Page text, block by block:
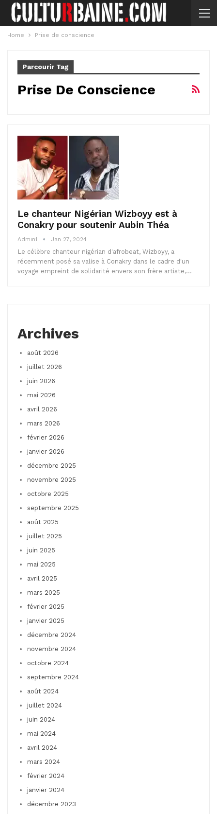
Home Prise de conscience
Parcourir Tag
Prise De Conscience
Le chanteur Nigérian Wizboyy est à
Conakry pour soutenir Aubin Théa
Admin1 Jan 27, 2024
Le célèbre chanteur nigérian d'afrobeat, Wizboyy, a
récemment posé sa valise à Conakry dans le cadre d'un
voyage empreint de solidarité envers son frère artiste,…
Archives
août 2026
juillet 2026
juin 2026
mai 2026
avril 2026
mars 2026
février 2026
janvier 2026
décembre 2025
novembre 2025
octobre 2025
septembre 2025
août 2025
juillet 2025
juin 2025
mai 2025
avril 2025
mars 2025
février 2025
janvier 2025
décembre 2024
novembre 2024
octobre 2024
septembre 2024
août 2024
juillet 2024
juin 2024
mai 2024
avril 2024
mars 2024
février 2024
janvier 2024
décembre 2023